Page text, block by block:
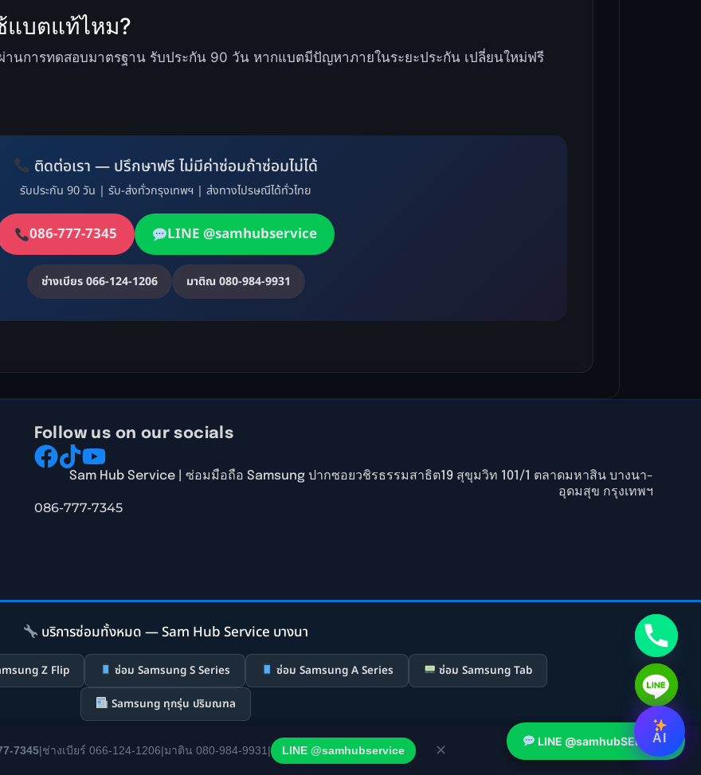
แบตแท้ไหม?
านการทดสอบมาตรฐาน รับประกัน 90 วัน หากแบตมีปัญหาภายในระยะประกัน เปลี่ยนใหม่ฟรี
ติดต่อเรา — ปรึกษาฟรี ไม่มีค่าซ่อมถ้าซ่อมไม่ได้
รับประกัน 90 วัน | รับ-ส่งทั่วกรุงเทพฯ | ส่งทางไปรษณีได้ทั่วไทย
086-777-7345 LINE @samhubservice
ช่างเบียร 066-124-1206 มาติณ 080-984-9931
Follow us on our socials
Sam Hub Service | ซ่อมมือถือ Samsung ปากซอยวชิรธรรมสาธิต19 สุขุมวิท 101/1 ตลาดมหาสิน บางนา-
อุดมสุข กรุงเทพฯ
086-777-7345
AI
7345|ช่างเบียร์ 066-124-1206|มาติน 080-984-9931 | LINE @samhubservice ✕
LINE @samhubSERVICE
บริการซ่อมทั้งหมด — Sam Hub Service บางนา
Z Flip ซ่อม Samsung S Series ซ่อม Samsung A Series ซ่อม Samsung Tab
Samsung ทุกรุ่น ปริมณฑล
มเป็นส่วนตัว เงื่อนไขการใช้บริการ © 2026 Sam Hub Service
Hide chaty